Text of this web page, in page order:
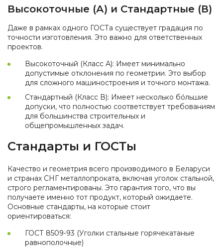
Высокоточные (А) и Стандартные (В)
Даже в рамках одного ГОСТа существует градация по
точности изготовления. Это важно для ответственных
проектов.
Высокоточный (Класс А): Имеет минимально
допустимые отклонения по геометрии. Это выбор
для сложного машиностроения и точного монтажа.
Стандартный (Класс В): Имеет несколько бóльшие
допуски, что полностью соответствует требованиям
для большинства строительных и
общепромышленных задач.
Стандарты и ГОСТы
Качество и геометрия всего производимого в Беларуси
и странах СНГ металлопроката, включая уголок стальной,
строго регламентированы. Это гарантия того, что вы
получаете именно тот продукт, который ожидаете.
Основные стандарты, на которые стоит
ориентироваться:
ГОСТ 8509-93 (Уголки стальные горячекатаные
равнополочные)